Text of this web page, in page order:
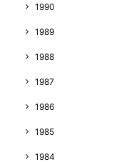
1990
1989
1988
1987
1986
1985
1984